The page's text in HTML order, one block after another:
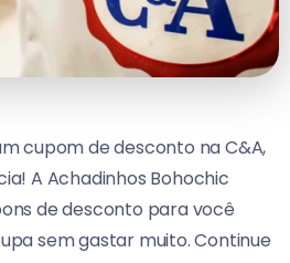
cupom de desconto na C&A,
A Achadinhos Bohochic
de desconto para você
sem gastar muito. Continue